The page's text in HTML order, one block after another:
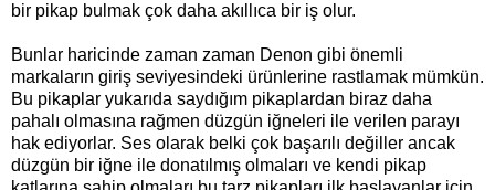
bir pikap bulmak çok daha akıllıca bir iş olur.
Bunlar haricinde zaman zaman Denon gibi önemli
markaların giriş seviyesindeki ürünlerine rastlamak mümkün.
Bu pikaplar yukarıda saydığım pikaplardan biraz daha
pahalı olmasına rağmen düzgün iğneleri ile verilen parayı
hak ediyorlar. Ses olarak belki çok başarılı değiller ancak
düzgün bir iğne ile donatılmış olmaları ve kendi pikap